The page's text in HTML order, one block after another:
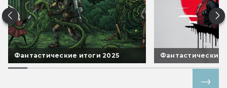
Фантастические итоги 2025 Фантастические